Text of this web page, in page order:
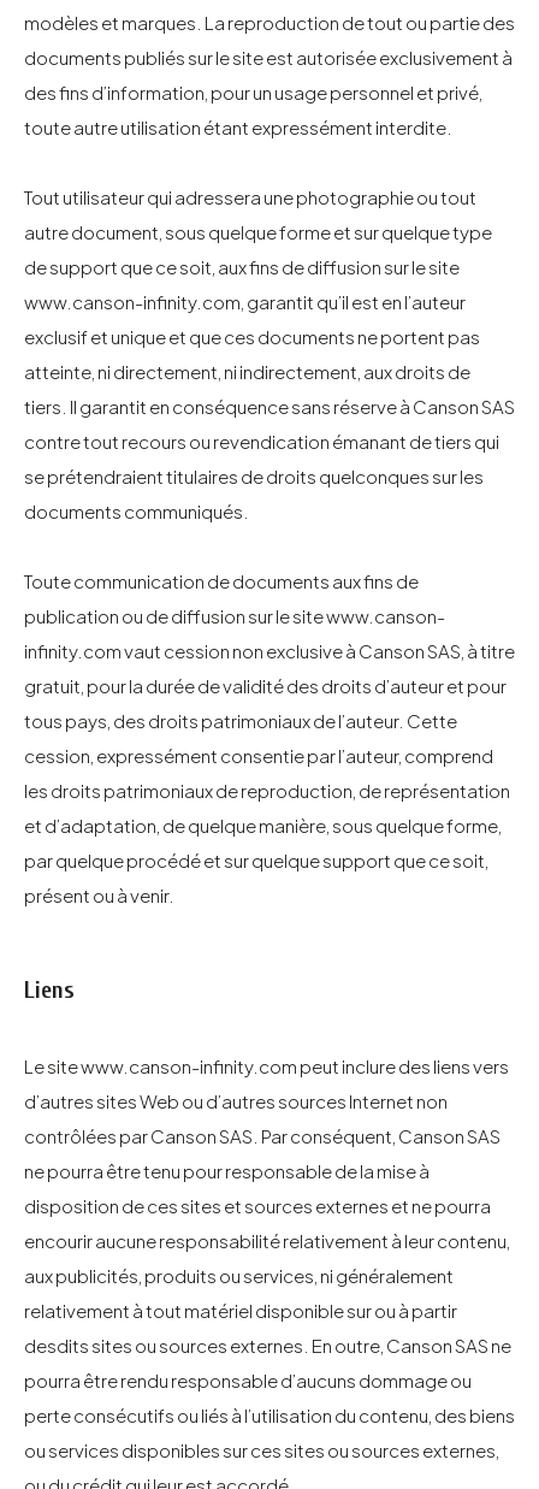
modèles et marques. La reproduction de tout ou partie des
documents publiés sur le site est autorisée exclusivement à
des fins d’information, pour un usage personnel et privé,
toute autre utilisation étant expressément interdite.
Tout utilisateur qui adressera une photographie ou tout
autre document, sous quelque forme et sur quelque type
de support que ce soit, aux fins de diffusion sur le site
www.canson-infinity.com , garantit qu’il est en l’auteur
exclusif et unique et que ces documents ne portent pas
atteinte, ni directement, ni indirectement, aux droits de
tiers. Il garantit en conséquence sans réserve à Canson SAS
contre tout recours ou revendication émanant de tiers qui
se prétendraient titulaires de droits quelconques sur les
documents communiqués.
Toute communication de documents aux fins de
publication ou de diffusion sur le sitewww.canson-
infinity.comvaut cession non exclusive à Canson SAS, à titre
gratuit, pour la durée de validité des droits d’auteur et pour
tous pays, des droits patrimoniaux de l’auteur. Cette
cession, expressément consentie par l’auteur, comprend
les droits patrimoniaux de reproduction, de représentation
et d’adaptation, de quelque manière, sous quelque forme,
par quelque procédé et sur quelque support que ce soit,
présent ou à venir.
Liens
Le sitewww.canson-infinity.com peut inclure des liens vers
d’autres sites Web ou d’autres sources Internet non
contrôlées par Canson SAS. Par conséquent, Canson SAS
ne pourra être tenu pour responsable de la mise à
disposition de ces sites et sources externes et ne pourra
encourir aucune responsabilité relativement à leur contenu,
aux publicités, produits ou services, ni généralement
relativement à tout matériel disponible sur ou à partir
desdits sites ou sources externes. En outre, Canson SAS ne
pourra être rendu responsable d’aucuns dommage ou
perte consécutifs ou liés à l’utilisation du contenu, des biens
ou services disponibles sur ces sites ou sources externes,